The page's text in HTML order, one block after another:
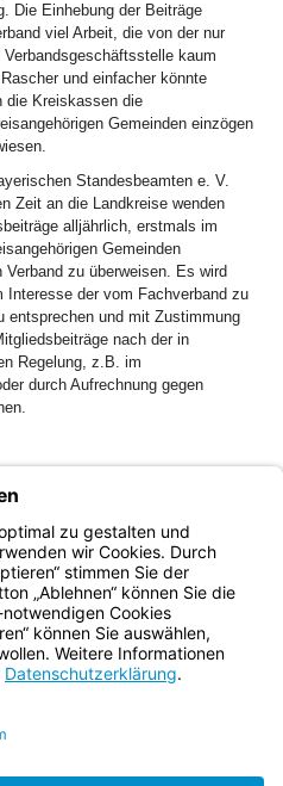
Die Einhebung der Beiträge
viel Arbeit, die von der nur
kaum
und einfacher könnte
die Kreiskassen die
Gemeinden einzögen
Standesbeamten e. V.
Zeit an die Landkreise wenden
alljährlich, erstmals im
Gemeinden
zu überweisen. Es wird
Interesse der vom Fachverband zu
entsprechen und mit Zustimmung
nach der in
Regelung, z.B. im
durch Aufrechnung gegen
S. 155